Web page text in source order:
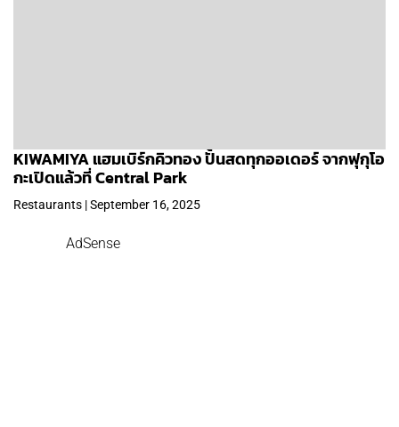
KIWAMIYA แฮมเบิร์กคิวทอง ปั้นสดทุกออเดอร์ จากฟุกุโอ
กะเปิดแล้วที่ Central Park
Restaurants | September 16, 2025
AdSense